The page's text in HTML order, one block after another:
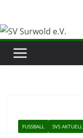
springen
FUSSBALL SVS AKTUELL